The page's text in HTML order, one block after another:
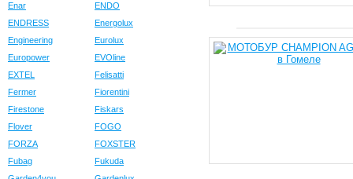
Enar
ENDO
ENDRESS
Energolux
Engineering
Eurolux
Europower
EVOline
EXTEL
Felisatti
Fermer
Fiorentini
Firestone
Fiskars
Flover
FOGO
FORZA
FOXSTER
Fubag
Fukuda